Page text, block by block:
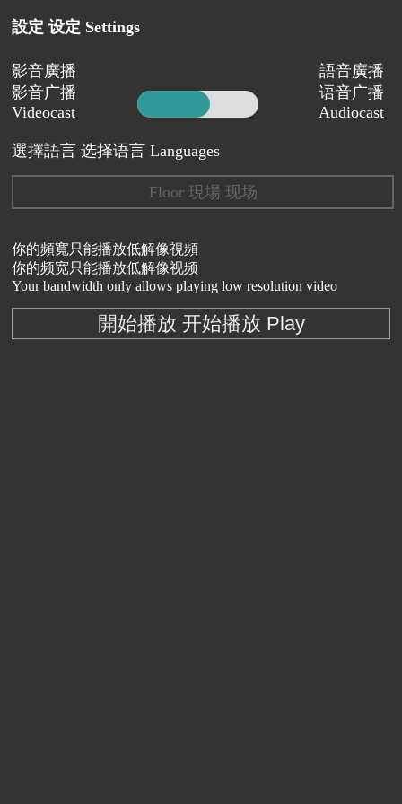
設定 设定 Settings
影音廣播
影音广播
Videocast
語音廣播
语音广播
Audiocast
選擇語言 选择语言 Languages
Floor 現場 现场
你的頻寬只能播放低解像視頻
你的频宽只能播放低解像视频
Your bandwidth only allows playing low resolution video
開始播放 开始播放 Play